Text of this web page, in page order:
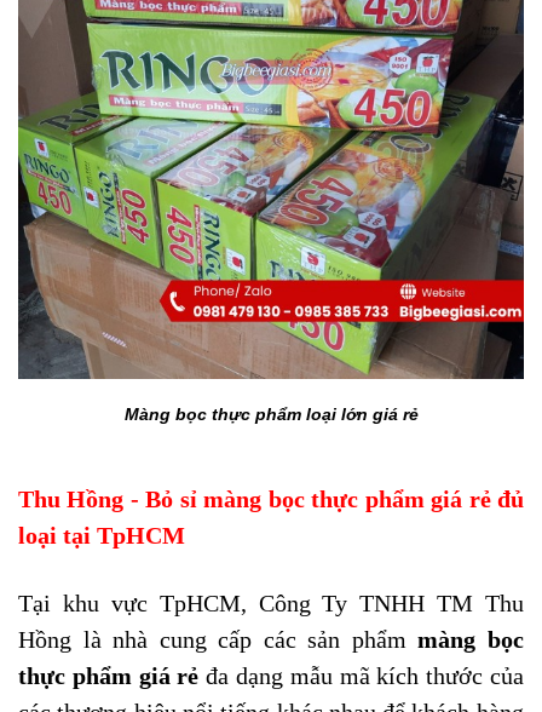
Màng bọc thực phẩm loại lớn giá rẻ
Thu Hồng - Bỏ sỉ màng bọc thực phẩm giá rẻ đủ
loại tại TpHCM
Tại khu vực TpHCM, Công Ty TNHH TM Thu
Hồng là nhà cung cấp các sản phẩmmàng bọc
thực phẩm giá rẻ đa dạng mẫu mã kích thướccủa